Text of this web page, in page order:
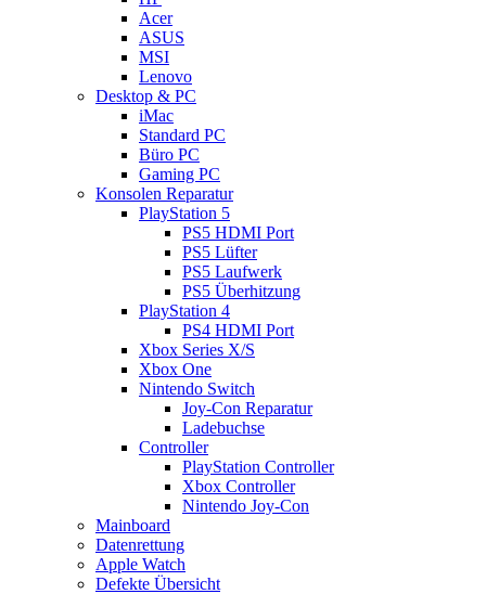
Acer
ASUS
MSI
Lenovo
Desktop & PC
iMac
Standard PC
Büro PC
Gaming PC
Konsolen Reparatur
PlayStation 5
PS5 HDMI Port
PS5 Lüfter
PS5 Laufwerk
PS5 Überhitzung
PlayStation 4
PS4 HDMI Port
Xbox Series X/S
Xbox One
Nintendo Switch
Joy-Con Reparatur
Ladebuchse
Controller
PlayStation Controller
Xbox Controller
Nintendo Joy-Con
Mainboard
Datenrettung
Apple Watch
Defekte Übersicht